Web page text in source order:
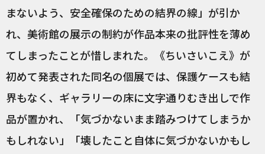
まないよう、安全確保のための結界の線」が引か
れ、美術館の展示の制約が作品本来の批評性を薄め
てしまったことが惜しまれた。《ちいさいこえ》が
初めて発表された同名の個展では、保護ケースも結
界もなく、ギャラリーの床に文字通りむき出しで作
品が置かれ、「気づかないまま踏みつけてしまうか
もしれない」「壊したこと自体に気づかないかもし